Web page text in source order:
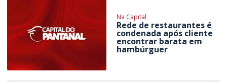
Na Capital
Rede de restaurantes é
condenada após cliente
encontrar barata em
hambúrguer